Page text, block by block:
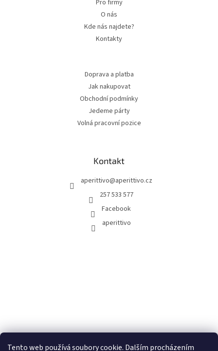
Tento web používá soubory cookie. Dalším procházením
Pro firmy
O nás
Kde nás najdete?
Kontakty
Doprava a platba
Jak nakupovat
Obchodní podmínky
Jedeme párty
Volná pracovní pozice
Kontakt
aperittivo@aperittivo.cz
257 533 577
Facebook
aperittivo